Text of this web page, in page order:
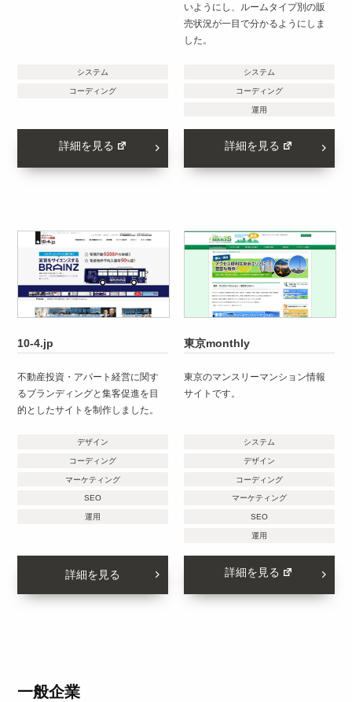
システム
コーディング
詳細を見る
いようにし、ルームタイプ別の販
売状況が一目で分かるようにしま
した。
システム
コーディング
運用
詳細を見る
10-4.jp
不動産投資・アパート経営に関す
るブランディングと集客促進を目
的としたサイトを制作しました。
デザイン
コーディング
マーケティング
SEO
運用
詳細を見る
東京monthly
東京のマンスリーマンション情報
サイトです。
システム
デザイン
コーディング
マーケティング
SEO
運用
詳細を見る
一般企業